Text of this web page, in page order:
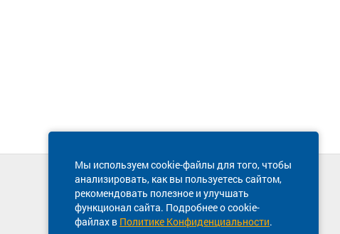
Мы используем cookie-файлы для того, чтобы
анализировать, как вы пользуетесь сайтом,
рекомендовать полезное и улучшать
функционал сайта. Подробнее о cookie-
файлах в Политике Конфиденциальности.
Техническая поддержка сайта
8 800 600-03-38